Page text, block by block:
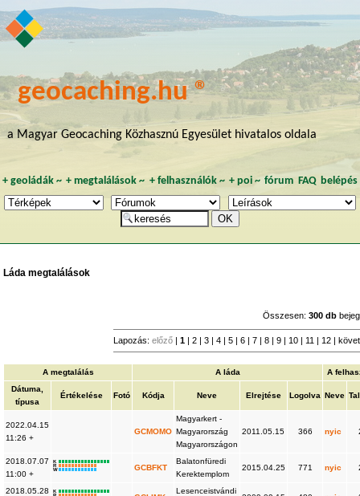
geocaching.hu ®
a Magyar Geocaching Közhasznú Egyesület hivatalos oldala
+ geoládák~ +megtalálások ~ + felhasználók~ + poi~ fórum FAQ belépés
Láda megtalálások
Összesen:300 db
Lapozás:előző |1 2 3 4 5 6 7 8 9 10 11 12
A megtalálás A láda
A
Dátuma,
típusa
Értékelése Fotó Kódja Neve Elrejtése Logolva Neve
2022.04.15
11:26 +
GCMOMO
Magyarkert -
Magyarország
Magyarországon
2011.05.15 366 nyic
2018.07.07
11:00 +
K
R
W
GCBFKT
Balatonfüredi
Kerektemplom
2015.04.25 771 nyic
2018.05.28
K
Lesenceistvándi